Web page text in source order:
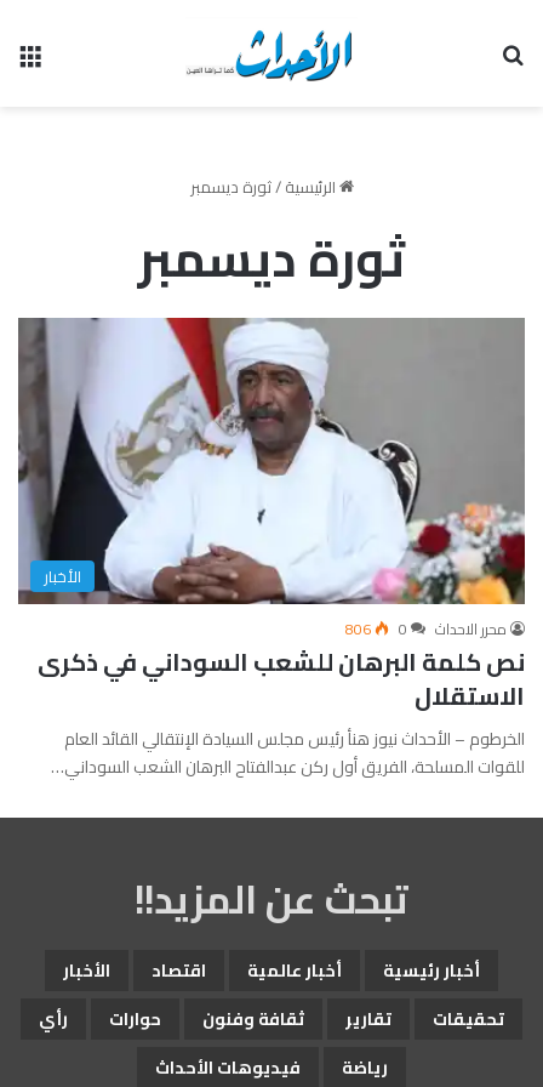
الرئيسية/ثورة ديسمبر
ثورة ديسمبر
الأخبار
محرر الاحداث 0
806
نص كلمة البرهان للشعب السوداني في ذكرى
الاستقلال
الخرطوم – الأحداث نيوز هنأ رئيس مجلس السيادة الإنتقالي القائد العام
للقوات المسلحة، الفريق أول ركن عبدالفتاح البرهان الشعب السوداني…
تبحث عن المزيد!!
أخبار رئيسية أخبار عالمية اقتصاد
الأخبار
تحقيقات
تقارير ثقافة وفنون حوارات
رأي
رياضة
فيديوهات الأحداث